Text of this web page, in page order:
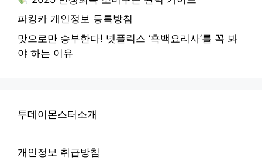
파킹카 개인정보 등록방침
맛으로만 승부한다! 넷플릭스 ‘흑백요리사’를 꼭 봐
야 하는 이유
투데이몬스터소개
개인정보 취급방침